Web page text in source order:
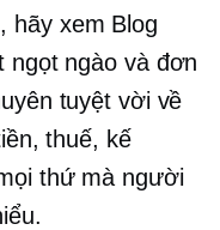
hãy xem Blog
ngọt ngào và đơn
tuyệt vời về
thuế, kế
thứ mà người